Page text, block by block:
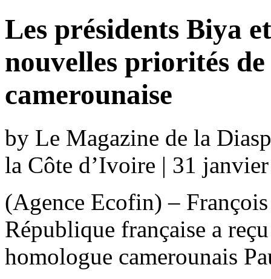
Les présidents Biya
nouvelles priorités
camerounaise
by Le Magazine de la
la Côte d’Ivoire | 31
(Agence Ecofin) –
République française a
homologue camerounais